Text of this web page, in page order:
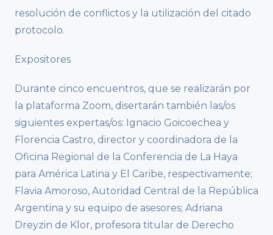
resolución de conflictos y la utilización del citado
protocolo.
Expositores
Durante cinco encuentros, que se realizarán por
la plataforma Zoom, disertarán también las/os
siguientes expertas/os: Ignacio Goicoechea y
Florencia Castro, director y coordinadora de la
Oficina Regional de la Conferencia de La Haya
para América Latina y El Caribe, respectivamente;
Flavia Amoroso, Autoridad Central de la República
Argentina y su equipo de asesores; Adriana
Dreyzin de Klor, profesora titular de Derecho